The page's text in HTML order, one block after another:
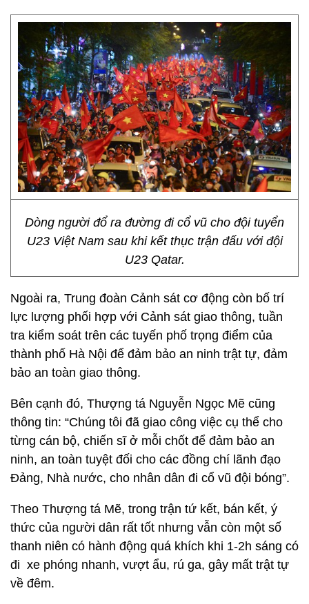
Dòng người đổ ra đường đi cổ vũ cho đội tuyển
U23 Việt Nam sau khi kết thục trận đấu với đội
U23 Qatar.
Ngoài ra, Trung đoàn Cảnh sát cơ động còn bố trí
lực lượng phối hợp với Cảnh sát giao thông, tuần
tra kiểm soát trên các tuyến phố trọng điểm của
thành phố Hà Nội để đảm bảo an ninh trật tự, đảm
bảo an toàn giao thông.
Bên cạnh đó, Thượng tá Nguyễn Ngọc Mẽ cũng
thông tin: “Chúng tôi đã giao công việc cụ thể cho
từng cán bộ, chiến sĩ ở mỗi chốt để đảm bảo an
ninh, an toàn tuyệt đối cho các đồng chí lãnh đạo
Đảng, Nhà nước, cho nhân dân đi cổ vũ đội bóng”.
Theo Thượng tá Mẽ, trong trận tứ kết, bán kết, ý
thức của người dân rất tốt nhưng vẫn còn một số
thanh niên có hành động quá khích khi 1-2h sáng có
đi xe phóng nhanh, vượt ẩu, rú ga, gây mất trật tự
về đêm.